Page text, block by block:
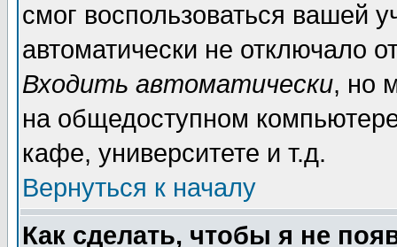
смог воспользоваться вашей
автоматически не отключало
Входить автоматически, но
на общедоступном
кафе, университете и т.д.
Вернуться к началу
Как сделать, чтобы я не